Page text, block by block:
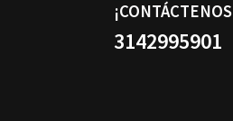
¡CONTÁCTENOS
3142995901